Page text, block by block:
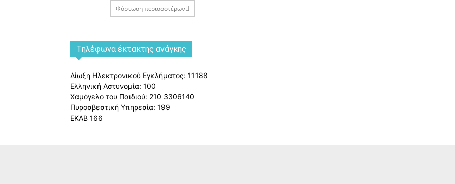
Φόρτωση περισσοτέρων
Tηλέφωνα έκτακτης ανάγκης
Δίωξη Ηλεκτρονικού Εγκλήματος: 11188
Ελληνική Αστυνομία: 100
Χαμόγελο του Παιδιού: 210 3306140
Πυροσβεστική Υπηρεσία: 199
ΕΚΑΒ 166